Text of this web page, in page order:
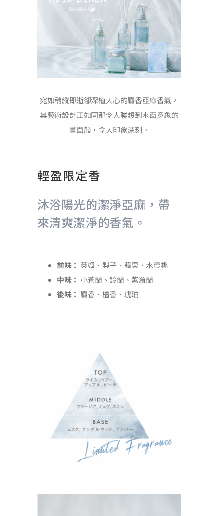
宛如稍縱即逝卻深植人心的麝香亞麻香氣，
其藝術設計正如同那令人聯想到水面意象的
畫面般，令人印象深刻。
輕盈限定香
沐浴陽光的潔淨亞麻，帶
來清爽潔淨的香氣。
前味： 萊姆、梨子、蘋果、水蜜桃
中味： 小蒼蘭、鈴蘭、紫羅蘭
後味： 麝香、檀香、琥珀